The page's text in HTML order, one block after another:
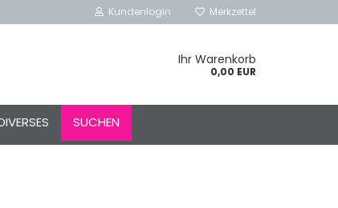
Kundenlogin Merkzettel
Ihr Warenkorb
0,00 EUR
SUCHEN